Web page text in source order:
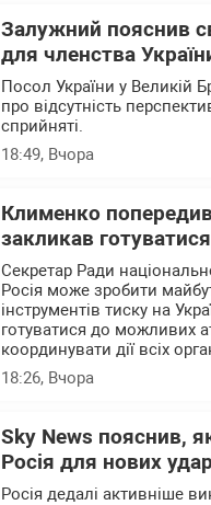
Залужний пояснив
для членства
Посол України у Великій
про відсутність
сприйняті.
18:49, Вчора
Клименко
закликав
Секретар Ради
Росія може зробити
інструментів тиску на
готуватися до можливих
координувати дії всіх
18:26, Вчора
Sky News пояснив,
Росія для нових
Росія дедалі активніше